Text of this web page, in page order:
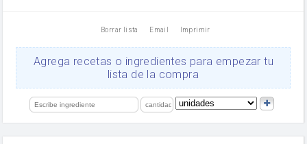
Ajos
Levadura
limón
Borrar lista Email Imprimir
Agrega recetas o ingredientes para empezar tu
lista de la compra